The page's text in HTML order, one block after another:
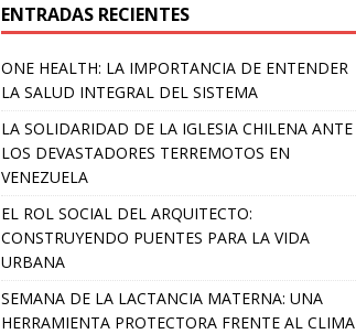
ENTRADAS RECIENTES
ONE HEALTH: LA IMPORTANCIA DE ENTENDER
LA SALUD INTEGRAL DEL SISTEMA
LA SOLIDARIDAD DE LA IGLESIA CHILENA ANTE
LOS DEVASTADORES TERREMOTOS EN
VENEZUELA
EL ROL SOCIAL DEL ARQUITECTO:
CONSTRUYENDO PUENTES PARA LA VIDA
URBANA
SEMANA DE LA LACTANCIA MATERNA: UNA
HERRAMIENTA PROTECTORA FRENTE AL CLIMA